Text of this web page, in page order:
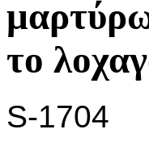
τo
S-1704